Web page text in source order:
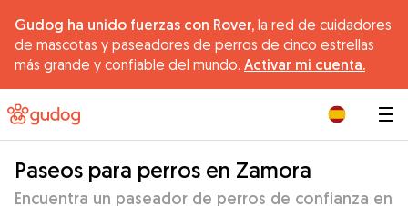
Gudog ha unido fuerzas con Rover, la red de cuidadores
de mascotas y paseadores de perros de cinco estrellas
más grande y confiable del mundo. Activar mi cuenta.
Paseos para perros en Zamora
Encuentra un paseador de perros de confianza en